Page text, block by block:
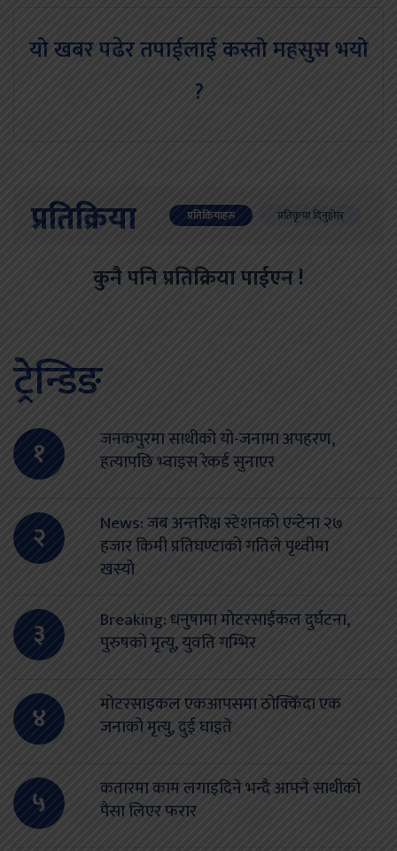
यो खबर पढेर तपाईलाई कस्तो महसुस भयो
?
प्रतिक्रिया प्रतिक्रियाहरु प्रतिकृया दिनुहोस्
कुनै पनि प्रतिक्रिया पाईएन !
ट्रेन्डिङ
१
जनकपुरमा साथीको यो-जनामा अपहरण,
हत्यापछि भ्वाइस रेकर्ड सुनाएर
२
News: जब अन्तरिक्ष स्टेशनको एन्टेना २७
हजार किमी प्रतिघण्टाको गतिले पृथ्वीमा
खस्यो
३
Breaking: धनुषामा मोटरसाईकल दुर्घटना,
पुरुषको मृत्यू, युवति गम्भिर
४
मोटरसाइकल एकआपसमा ठोक्किँदा एक
जनाको मृत्यु, दुई घाइते
५
कतारमा काम लगाइदिने भन्दै आफ्नै साथीको
पैसा लिएर फरार